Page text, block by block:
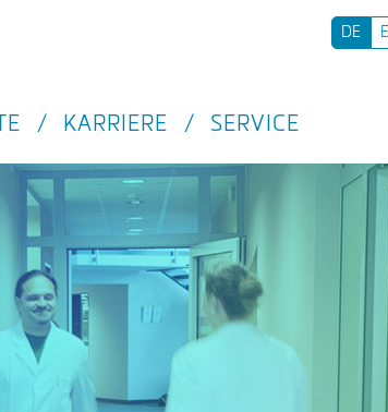
DE
/ KARRIERE / SERVICE